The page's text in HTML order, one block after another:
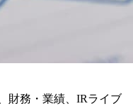
財務・業績、IRライブ